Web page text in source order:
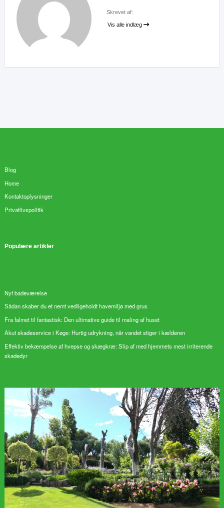
Skrevet af:
Vis alle indlæg
Blog
Home
Kontaktoplysninger
Privatlivspolitik
Populære artikler
Nyt badeværelse
Sådan skaber du et nemt vedligeholdt havemiljø med grus
Fra falmet til fantastisk: Den ultimative guide til maling af huset
Akut skadeservice i Køge: Hurtig udrykning, når vandet stiger i kælderen
Effektiv bekæmpelse af hvepse og skægkræ: Slip af med hjemmets mest irriterende
skadedyr